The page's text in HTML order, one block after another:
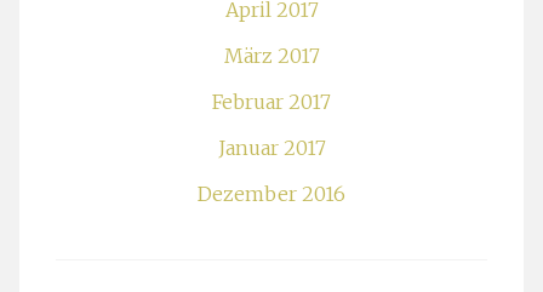
April 2017
März 2017
Februar 2017
Januar 2017
Dezember 2016